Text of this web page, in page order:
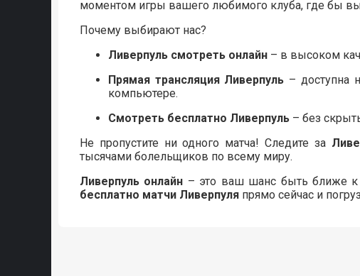
моментом игры вашего любимого клуба, где бы вы
Почему выбирают нас?
Ливерпуль смотреть онлайн – в высоком
Прямая трансляция Ливерпуль – доступна
компьютере.
Смотреть бесплатно Ливерпуль – без
Не пропустите ни одного матча! Следите за
тысячами болельщиков по всему миру.
Ливерпуль онлайн – это ваш шанс быть ближе к
бесплатно матчи Ливерпуля прямо сейчас и